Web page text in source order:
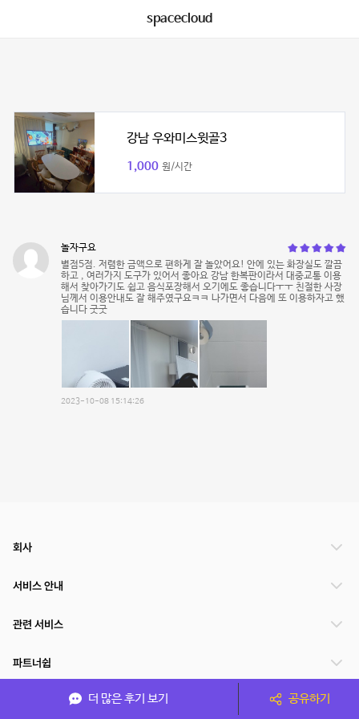
spacecloud
강남 우와미스윗골3
1,000 원/시간
놀자구요
별점5점. 저렴한 금액으로 편하게 잘 놀았어요! 안에 있는 화장실도 깔끔
하고 , 여러가지 도구가 있어서 좋아요 강남 한복판이라서 대중교통 이용
해서 찾아가기도 쉽고 음식포장해서 오기에도 좋습니다ㅜㅜ 친절한 사장
님께서 이용안내도 잘 해주였구요ㅋㅋ 나가면서 다음에 또 이용하자고 했
습니다 굿굿
2023-10-08 15:14:26
더 많은 후기 보기 공유하기
회사
서비스 안내
관련 서비스
파트너쉽
서비스 제공 국가